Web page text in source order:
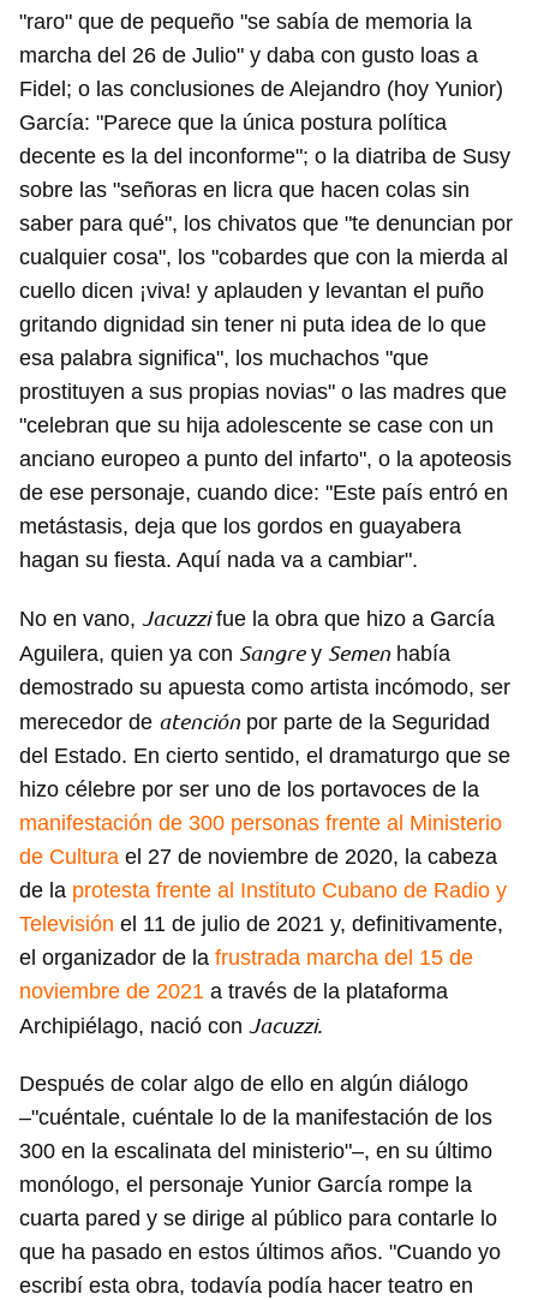
"raro" que de pequeño "se sabía de memoria la
marcha del 26 de Julio" y daba con gusto loas a
Fidel; o las conclusiones de Alejandro (hoy Yunior)
García: "Parece que la única postura política
decente es la del inconforme"; o la diatriba de Susy
sobre las "señoras en licra que hacen colas sin
saber para qué", los chivatos que "te denuncian por
cualquier cosa", los "cobardes que con la mierda al
cuello dicen ¡viva! y aplauden y levantan el puño
gritando dignidad sin tener ni puta idea de lo que
esa palabra significa", los muchachos "que
prostituyen a sus propias novias" o las madres que
"celebran que su hija adolescente se case con un
anciano europeo a punto del infarto", o la apoteosis
de ese personaje, cuando dice: "Este país entró en
metástasis, deja que los gordos en guayabera
hagan su fiesta. Aquí nada va a cambiar".
No en vano, Jacuzzifue la obra que hizo a García
Aguilera, quien ya con Sangrey Semen había
demostrado su apuesta como artista incómodo, ser
merecedor de atención por parte de la Seguridad
del Estado. En cierto sentido, el dramaturgo que se
hizo célebre por ser uno de los portavoces de la
manifestación de 300 personas frente al Ministerio
de Cultura el 27 de noviembre de 2020, la cabeza
de la protesta frente al Instituto Cubano de Radio y
Televisión el 11 de julio de 2021 y, definitivamente,
el organizador de la frustrada marcha del 15 de
noviembre de 2021 a través de la plataforma
Archipiélago, nació con Jacuzzi.
Después de colar algo de ello en algún diálogo
–"cuéntale, cuéntale lo de la manifestación de los
300 en la escalinata del ministerio"–, en su último
monólogo, el personaje Yunior García rompe la
cuarta pared y se dirige al público para contarle lo
que ha pasado en estos últimos años. "Cuando yo
escribí esta obra, todavía podía hacer teatro en